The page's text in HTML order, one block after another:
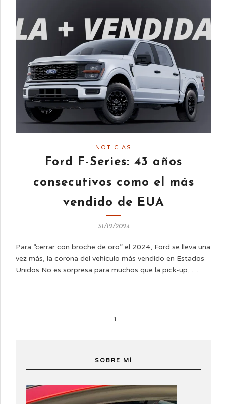
NOTICIAS
Ford F-Series: 43 años
consecutivos como el más
vendido de EUA
31/12/2024
Para “cerrar con broche de oro” el 2024, Ford se lleva una
vez más, la corona del vehículo más vendido en Estados
Unidos No es sorpresa para muchos que la pick-up, …
1
SOBRE MÍ